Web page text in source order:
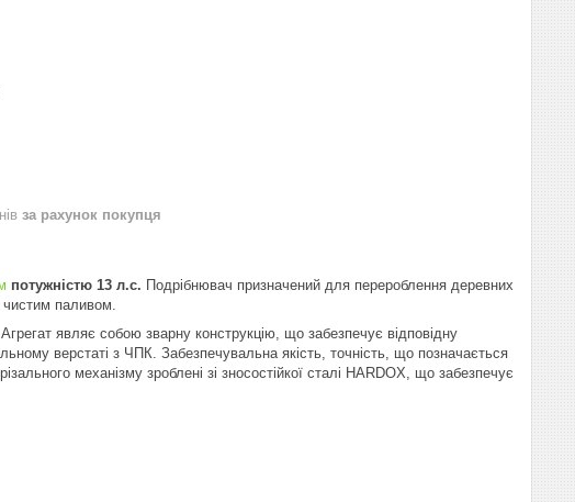
за рахунок покупця
потужністю 13 л.с. Подрібнювач призначений для перероблення деревних
чистим паливом.
являє собою зварну конструкцію, що забезпечує відповідну
верстаті з ЧПК. Забезпечувальна якість, точність, що позначається
механізму зроблені зі зносостійкої сталі HARDOX, що забезпечує